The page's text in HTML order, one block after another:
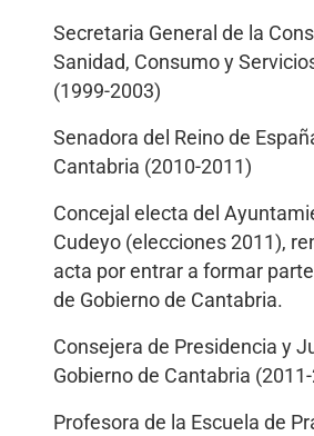
Secretaria General de la
Sanidad, Consumo y
(1999-2003)
Senadora del Reino de
Cantabria (2010-2011)
Concejal electa del
Cudeyo (elecciones 2011),
acta por entrar a formar
de Gobierno de Cantabria.
Consejera de Presidencia y
Gobierno de Cantabria
Profesora de la Escuela de